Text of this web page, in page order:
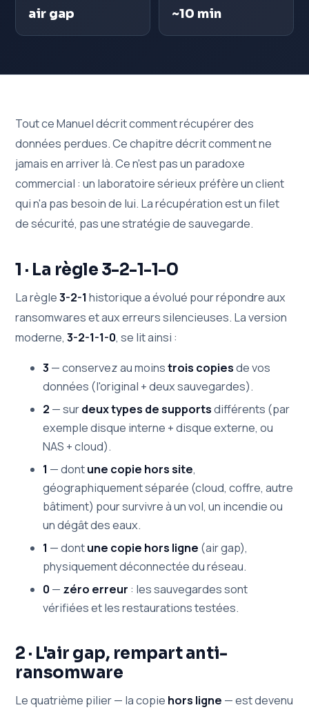
air gap ~10 min
Tout ce Manuel décrit comment récupérer des
données perdues. Ce chapitre décrit comment ne
jamais en arriver là. Ce n'est pas un paradoxe
commercial : un laboratoire sérieux préfère un client
qui n'a pas besoin de lui. La récupération est un filet
de sécurité, pas une stratégie de sauvegarde.
1 · La règle 3-2-1-1-0
La règle3-2-1 historique a évolué pour répondre aux
ransomwares et aux erreurs silencieuses. La version
moderne, 3-2-1-1-0, se lit ainsi :
3 — conservez au moinstrois copiesde vos
données (l'original + deux sauvegardes).
2 — surdeux types de supportsdifférents (par
exemple disque interne + disque externe, ou
NAS + cloud).
1 — dontune copie hors site,
géographiquement séparée (cloud, coffre, autre
bâtiment) pour survivre à un vol, un incendie ou
un dégât des eaux.
1 — dontune copie hors ligne (air gap),
physiquement déconnectée du réseau.
0 — zéro erreur : les sauvegardes sont
vérifiées et les restaurations testées.
2 · L'air gap, rempart anti-
ransomware
Le quatrième pilier — la copie hors ligne — est devenu